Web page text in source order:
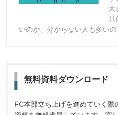
無料資料ダウンロード
FC本部立ち上げを進めていく際